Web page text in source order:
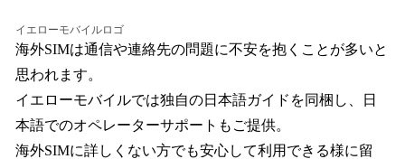
イエローモバイルロゴ
海外SIMは通信や連絡先の問題に不安を抱くことが多いと
思われます。
イエローモバイルでは独自の日本語ガイドを同梱し、日
本語でのオペレーターサポートもご提供。
海外SIMに詳しくない方でも安心して利用できる様に留